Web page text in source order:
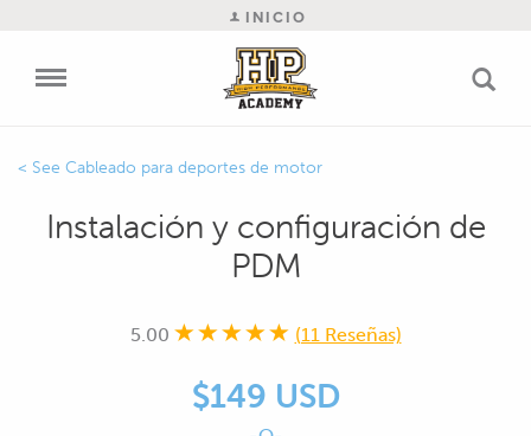
INICIO
Cableado para deportes de motor
Instalación y configuración de
PDM
5.00 (11 Reseñas)
$149 USD